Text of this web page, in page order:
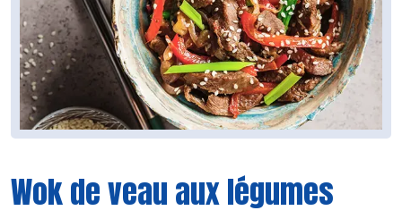
Wok de veau aux légumes